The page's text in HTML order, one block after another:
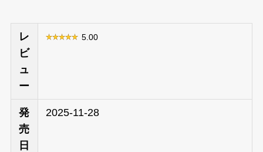
レ
ビ
ュ
ー
5.00
発
売
日
2025-11-28